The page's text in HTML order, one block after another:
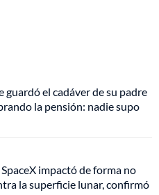
guardó el cadáver de su padre
la pensión: nadie supo
impactó de forma no
la superficie lunar, confirmó